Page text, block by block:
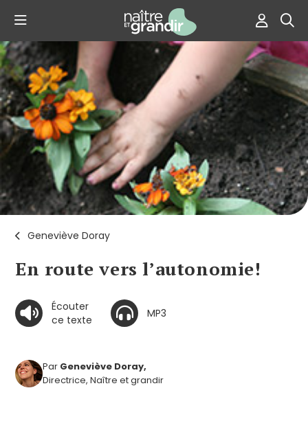
Geneviève Doray
En route vers l’autonomie!
Écouter
ce texte
MP3
Par Geneviève Doray,
Directrice, Naître et grandir